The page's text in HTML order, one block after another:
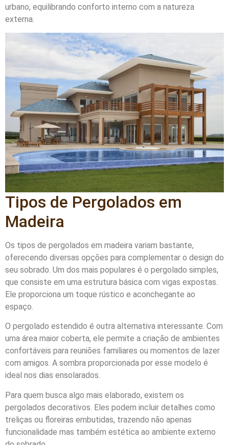
urbano, equilibrando conforto interno com a natureza
externa.
Tipos de Pergolados em
Madeira
Os tipos de pergolados em madeira variam bastante,
oferecendo diversas opções para complementar o design do
seu sobrado. Um dos mais populares é o pergolado simples,
que consiste em uma estrutura básica com vigas expostas.
Ele proporciona um toque rústico e aconchegante ao
espaço.
O pergolado estendido é outra alternativa interessante. Com
uma área maior coberta, ele permite a criação de ambientes
confortáveis para reuniões familiares ou momentos de lazer
com amigos. A sombra proporcionada por esse modelo é
ideal nos dias ensolarados.
Para quem busca algo mais elaborado, existem os
pergolados decorativos. Eles podem incluir detalhes como
treliças ou floreiras embutidas, trazendo não apenas
funcionalidade mas também estética ao ambiente externo